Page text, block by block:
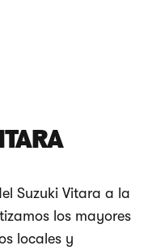
Suzuki Vitara a la
los mayores
locales y